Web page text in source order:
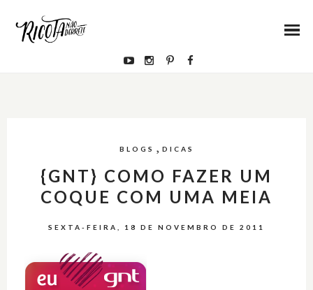
BLOGS , DICAS
{GNT} COMO FAZER UM
COQUE COM UMA MEIA
SEXTA-FEIRA, 18 DE NOVEMBRO DE 2011